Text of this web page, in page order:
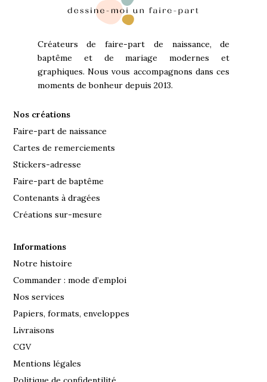
Créateurs de faire-part de naissance, de
baptême et de mariage modernes et
graphiques. Nous vous accompagnons dans ces
moments de bonheur depuis 2013.
Nos créations
Faire-part de naissance
Cartes de remerciements
Stickers-adresse
Faire-part de baptême
Contenants à dragées
Créations sur-mesure
Informations
Notre histoire
Commander : mode d’emploi
Nos services
Papiers, formats, enveloppes
Livraisons
CGV
Mentions légales